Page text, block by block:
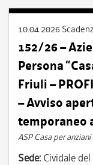
10.04.2026
152/26 –
Persona
Friuli –
– Avviso
temporaneo
ASP Casa per
Sede: Cividale